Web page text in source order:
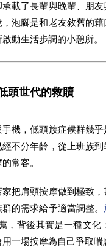
載了長輩與晚輩、朋
泡腳是和老友敘舊的藉
動生活步調的小憩所。
頭世代的救贖
機，低頭族症候群幾
不分年齡，從上班族
常客。
把肩頸按摩做到極致
的需求給予適當調整。
，背後其實是一種文化
一場按摩為自己爭取喘